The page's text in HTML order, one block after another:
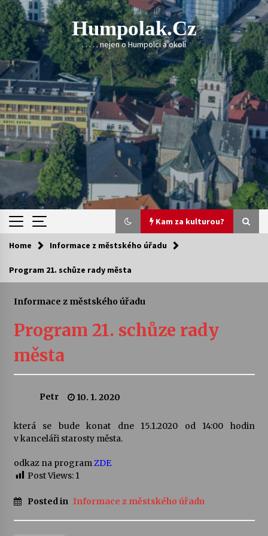
Skip
to
content
Humpolak.cz
. . . . . nejen o Humpolci a okolí
Kam za kulturou?
Kam za kulturou?
Sukuba Ensemble
Vernisáž výstavy Josefíny Duškové: Stávám se
Veselí muzikanti
šedesátka: 28. 7.–1. 8. 2026
Letní koncerty ve Stromovce: Kolchoz a
Home Informace z městského úřadu
Program 21. schůze rady města
Informace z městského úřadu
Program 21. schůze rady
města
Petr 10. 1. 2020
která se bude konat dne 15.1.2020 od 14:00 hodin
v kanceláři starosty města.
odkaz na programZDE
Post Views: 1
Posted in Informace z městského úřadu